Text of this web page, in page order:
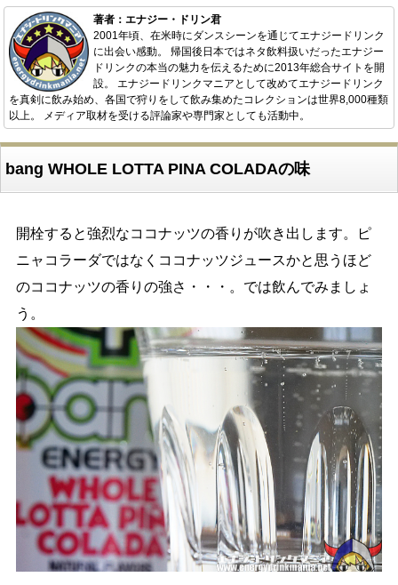
著者：エナジー・ドリン君
2001年頃、在米時にダンスシーンを通じてエナジードリンク
に出会い感動。 帰国後日本ではネタ飲料扱いだったエナジー
ドリンクの本当の魅力を伝えるために2013年総合サイトを開
設。 エナジードリンクマニアとして改めてエナジードリンク
を真剣に飲み始め、各国で狩りをして飲み集めたコレクションは世界8,000種類
以上。 メディア取材を受ける評論家や専門家としても活動中。
bang WHOLE LOTTA PINA COLADAの味
開栓すると強烈なココナッツの香りが吹き出します。ピ
ニャコラーダではなくココナッツジュースかと思うほど
のココナッツの香りの強さ・・・。では飲んでみましょ
う。